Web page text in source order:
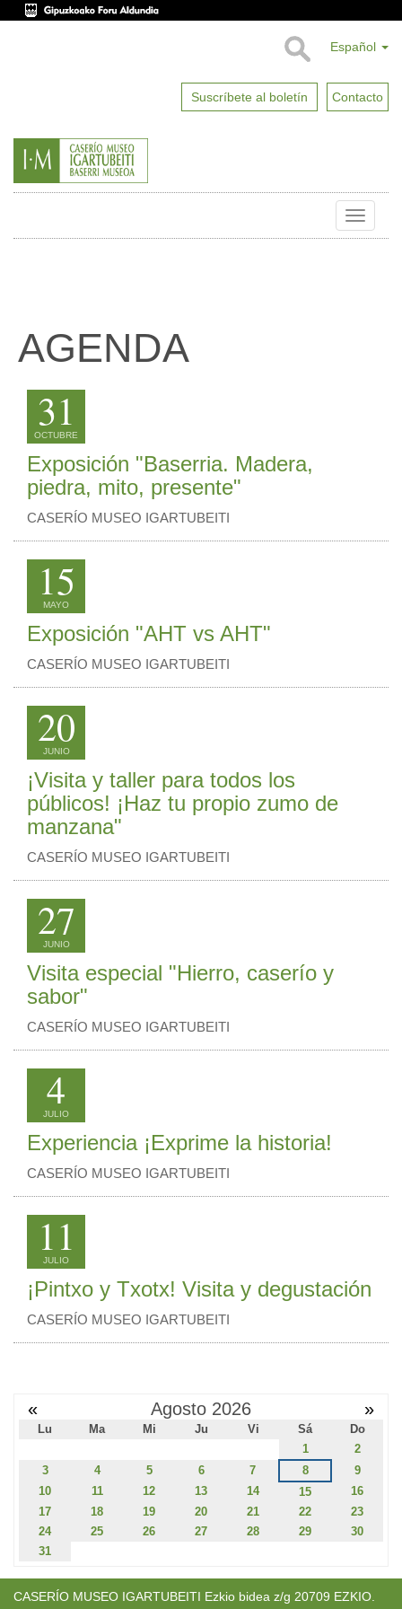
Español
Suscríbete al boletín Contacto
Toggle
AGENDA
31
OCTUBRE
Exposición "Baserria. Madera,
piedra, mito, presente"
CASERÍO MUSEO IGARTUBEITI
15
MAYO
Exposición "AHT vs AHT"
CASERÍO MUSEO IGARTUBEITI
20
JUNIO
¡Visita y taller para todos los
públicos! ¡Haz tu propio zumo de
manzana"
CASERÍO MUSEO IGARTUBEITI
27
JUNIO
Visita especial "Hierro, caserío y
sabor"
CASERÍO MUSEO IGARTUBEITI
4
JULIO
Experiencia ¡Exprime la historia!
CASERÍO MUSEO IGARTUBEITI
11
JULIO
¡Pintxo y Txotx! Visita y degustación
CASERÍO MUSEO IGARTUBEITI
« Agosto 2026 »
Lu Ma Mi Ju Vi Sá
Do
1
2
3
4 5 6 7 8
9
10
11 12 13 14 15
16
17
18 19 20 21 22
23
24
25 26 27 28 29
30
31
CASERÍO MUSEO IGARTUBEITI Ezkio bidea z/g 20709 EZKIO.